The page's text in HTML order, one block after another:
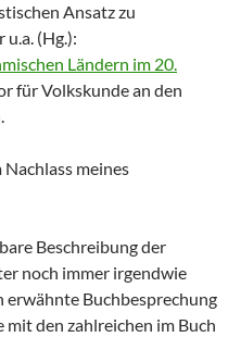
Ansatz zu
(Hg.):
Ländern im 20.
für Volkskunde an den
meines
Beschreibung der
noch immer irgendwie
erwähnte Buchbesprechung
den zahlreichen im Buch